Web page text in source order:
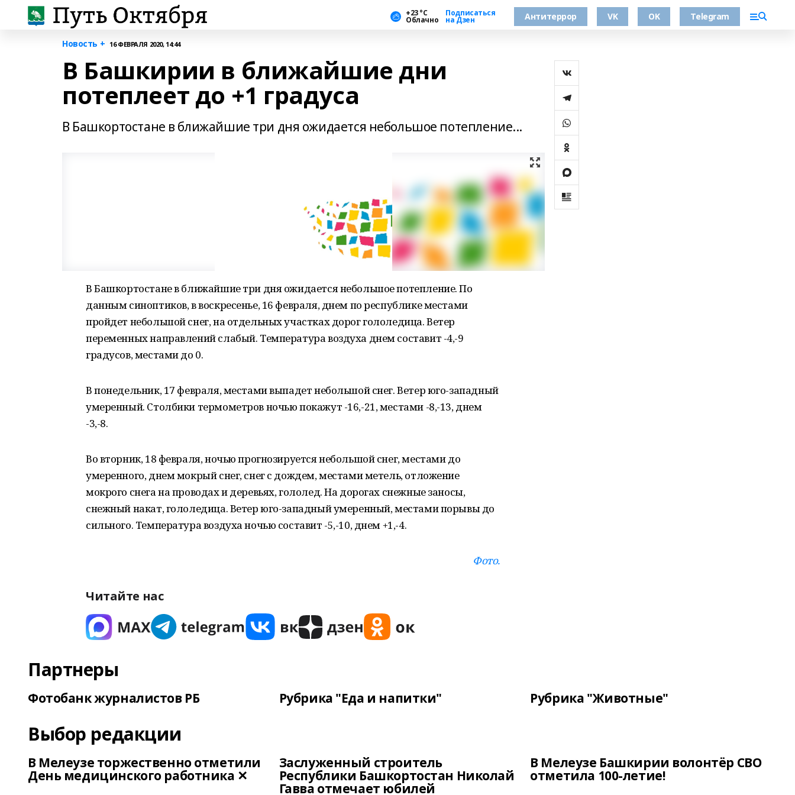
+23 °С
Облачно
Подписаться
на Дзен Антитеррор VK OK Telegram
Новость + 16 ФЕВРАЛЯ 2020, 14:44
В Башкирии в ближайшие дни
потеплеет до +1 градуса
В Башкортостане в ближайшие три дня ожидается небольшое потепление...
В Башкортостане в ближайшие три дня ожидается небольшое потепление. По
данным синоптиков, в воскресенье, 16 февраля, днем по республике местами
пройдет небольшой снег, на отдельных участках дорог гололедица. Ветер
переменных направлений слабый. Температура воздуха днем составит -4,-9
градусов, местами до 0.
В понедельник, 17 февраля, местами выпадет небольшой снег. Ветер юго-западный
умеренный. Столбики термометров ночью покажут -16,-21, местами -8,-13, днем
-3,-8.
Во вторник, 18 февраля, ночью прогнозируется небольшой снег, местами до
умеренного, днем мокрый снег, снег с дождем, местами метель, отложение
мокрого снега на проводах и деревьях, гололед. На дорогах снежные заносы,
снежный накат, гололедица. Ветер юго-западный умеренный, местами порывы до
сильного. Температура воздуха ночью составит -5,-10, днем +1,-4.
Фото.
Читайте нас
Партнеры
Фотобанк журналистов РБ Рубрика "Еда и напитки" Рубрика "Животные"
Выбор редакции
В Мелеузе торжественно отметили
День медицинского работника ✕
Заслуженный строитель
Республики Башкортостан Николай
Гавва отмечает юбилей
В Мелеузе Башкирии волонтёр СВО
отметила 100-летие!